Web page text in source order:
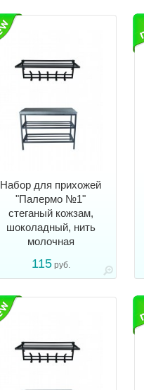
Набор для прихожей
"Палермо №1"
стеганый кожзам,
шоколадный, нить
молочная
115руб.